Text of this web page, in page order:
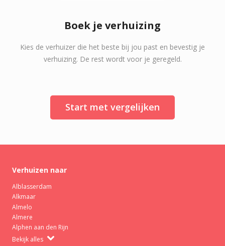
Boek je verhuizing
Kies de verhuizer die het beste bij jou past en bevestig je
verhuizing. De rest wordt voor je geregeld.
Start met vergelijken
Verhuizen naar
Alblasserdam
Alkmaar
Almelo
Almere
Alphen aan den Rijn
Bekijk alles